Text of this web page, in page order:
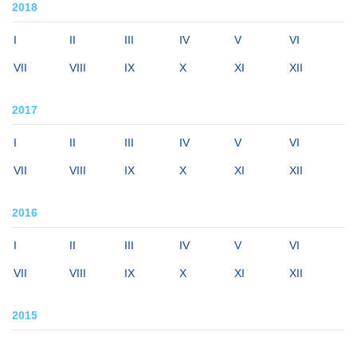
2018
I II III IV V VI
VII VIII IX X XI XII
2017
I II III IV V VI
VII VIII IX X XI XII
2016
I II III IV V VI
VII VIII IX X XI XII
2015